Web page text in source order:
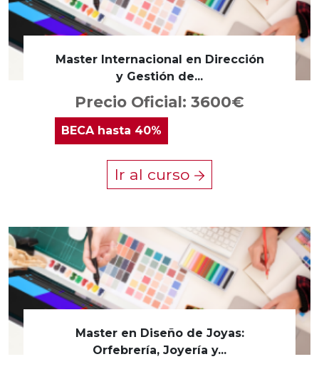
Master Internacional en Dirección
y Gestión de...
Precio Oficial: 3600€
BECA hasta 40%
Ir al curso
Master en Diseño de Joyas:
Orfebrería, Joyería y...